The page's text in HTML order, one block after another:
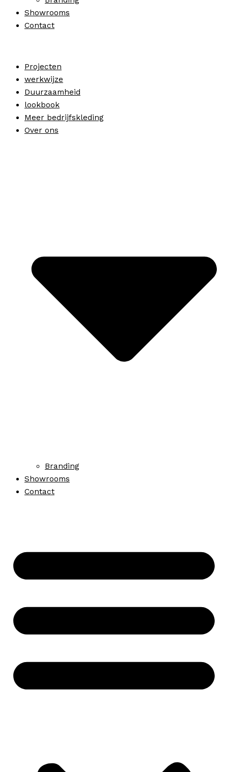
Showrooms
Contact
Projecten
werkwijze
Duurzaamheid
lookbook
Meer bedrijfskleding
Over ons
Branding
Showrooms
Contact